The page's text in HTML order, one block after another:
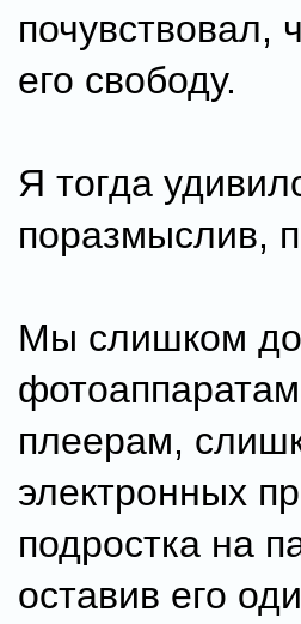
почувствовал,
его свободу.
Я тогда
поразмыслив,
Мы слишком
плеерам,
электронных
подростка на
оставив его